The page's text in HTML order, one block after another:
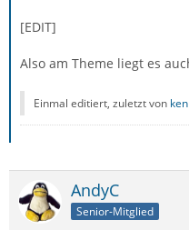
[EDIT]
Also am Theme liegt es
Einmal editiert, zuletzt von
AndyC
Senior-Mitglied